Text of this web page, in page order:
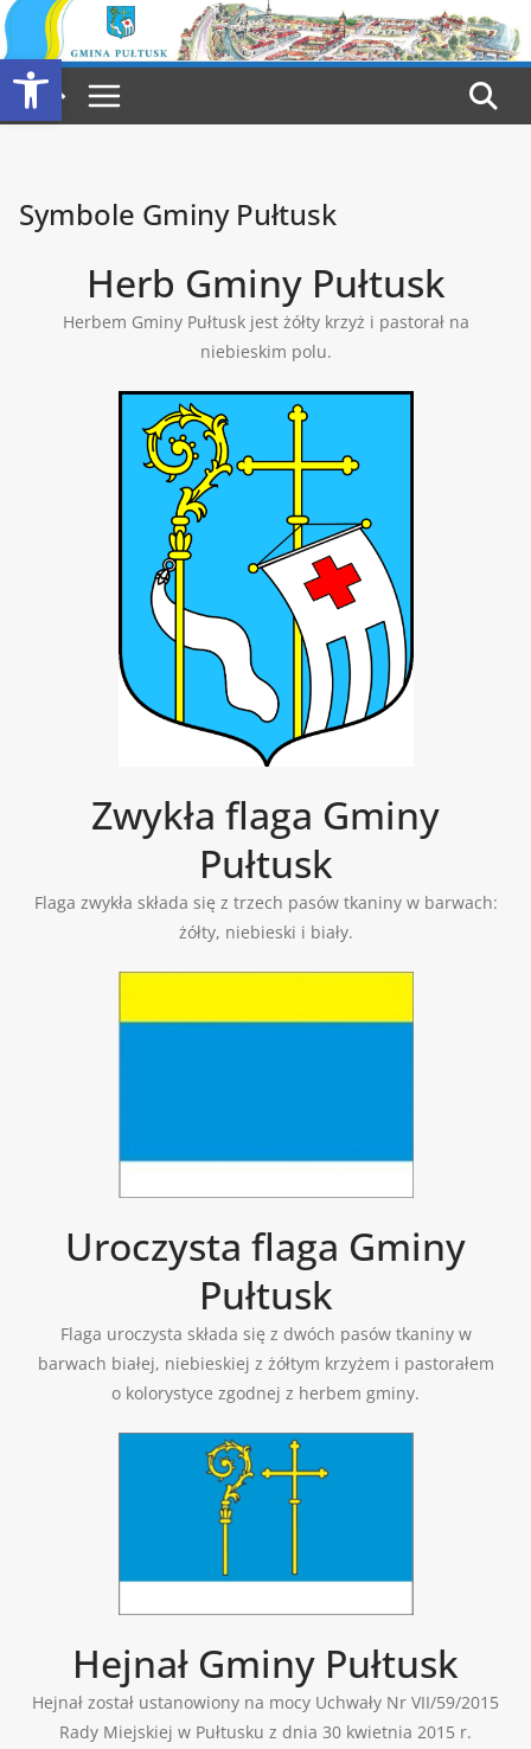
Otwórz pasek narzędzi
Przejdź
do
treści
Symbole Gminy Pułtusk
Herb Gminy Pułtusk
Herbem Gminy Pułtusk jest żółty krzyż i pastorał na
niebieskim polu.
Zwykła flaga Gminy
Pułtusk
Flaga zwykła składa się z trzech pasów tkaniny w barwach:
żółty, niebieski i biały.
Uroczysta flaga Gminy
Pułtusk
Flaga uroczysta składa się z dwóch pasów tkaniny w
barwach białej, niebieskiej z żółtym krzyżem i pastorałem
o kolorystyce zgodnej z herbem gminy.
Hejnał Gminy Pułtusk
Hejnał został ustanowiony na mocy Uchwały Nr VII/59/2015
Rady Miejskiej w Pułtusku z dnia 30 kwietnia 2015 r.